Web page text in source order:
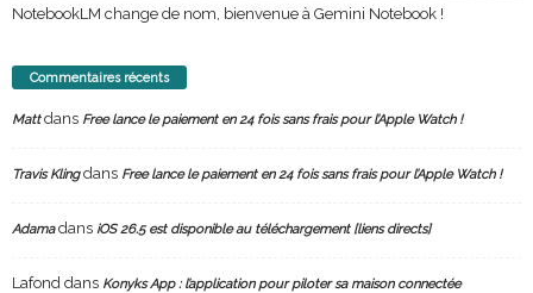
NotebookLM change de nom, bienvenue à Gemini Notebook !
Commentaires récents
Mattdans Free lance le paiement en 24 fois sans frais pour l’Apple Watch !
Travis Klingdans Free lance le paiement en 24 fois sans frais pour l’Apple Watch !
Adamadans iOS 26.5 est disponible au téléchargement [liens directs]
Lafond dans Konyks App : l’application pour piloter sa maison connectée